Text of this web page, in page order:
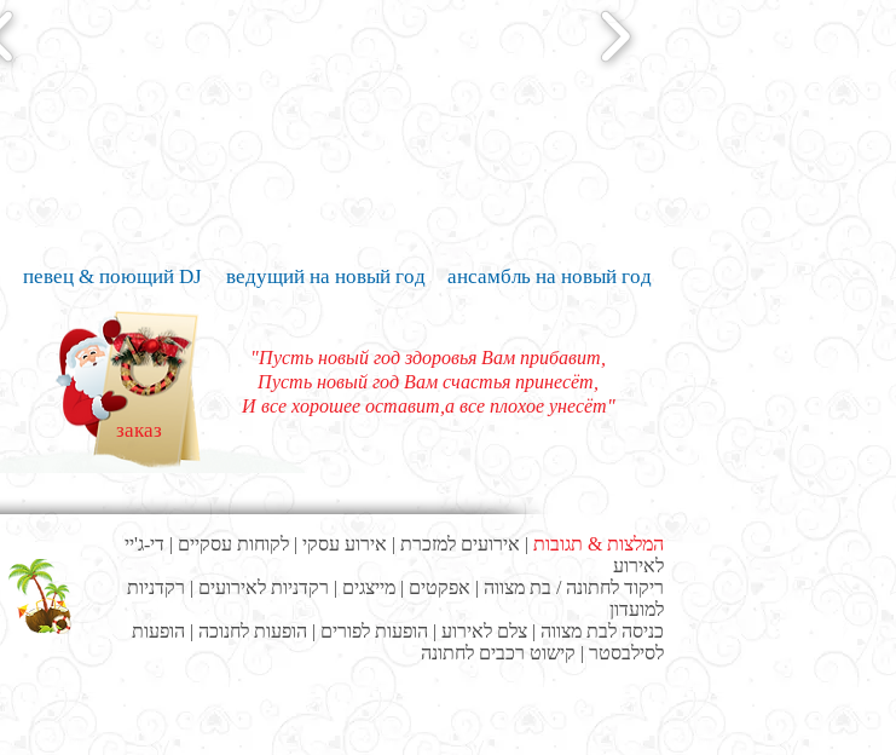
ведущий на новый год ансамбль на новый год
певец & поющий DJ
заказ
"Пусть новый год здоровья Вам прибавит,
Пусть новый год Вам счастья принесёт,
И все хорошее оставит,а все плохое унесёт"
המלצות & תגובות | אירועים למזכרת | אירוע עסקי | לקוחות עסקיים | די-ג'יי
לאירוע
ריקוד לחתונה / בת מצווה | אפקטים | מייצגים | רקדניות לאירועים | רקדניות
למועדון
כניסה לבת מצווה | צלם לאירוע | הופעות לפורים | הופעות לחנוכה | הופעות
לסילבסטר | קישוט רכבים לחתונה